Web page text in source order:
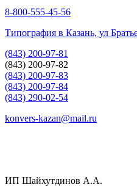
8-800-555-45-56
Типография в Казань, ул
(843) 200-97-81
(843) 200-97-82
(843) 200-97-83
(843) 200-97-84
(843) 290-02-54
konvers-kazan@mail.ru
ИП Шайхутдинов А.А.